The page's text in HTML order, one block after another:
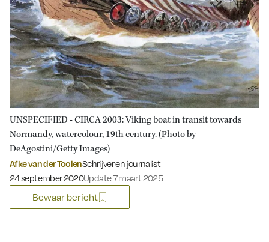
UNSPECIFIED - CIRCA 2003: Viking boat in transit towards
Normandy, watercolour, 19th century. (Photo by
DeAgostini/Getty Images)
Afke van der ToolenSchrijver en journalist
Gepubliceerd op:
24 september 2020Update 7 maart 2025
Bewaar bericht